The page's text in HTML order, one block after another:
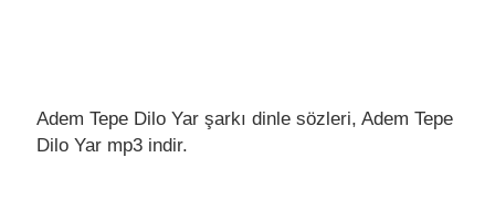
Adem Tepe Dilo Yar şarkı dinle sözleri, Adem Tepe
Dilo Yar mp3 indir.